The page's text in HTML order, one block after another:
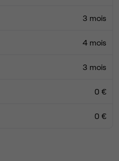
3 mois
4 mois
3 mois
0 €
0 €